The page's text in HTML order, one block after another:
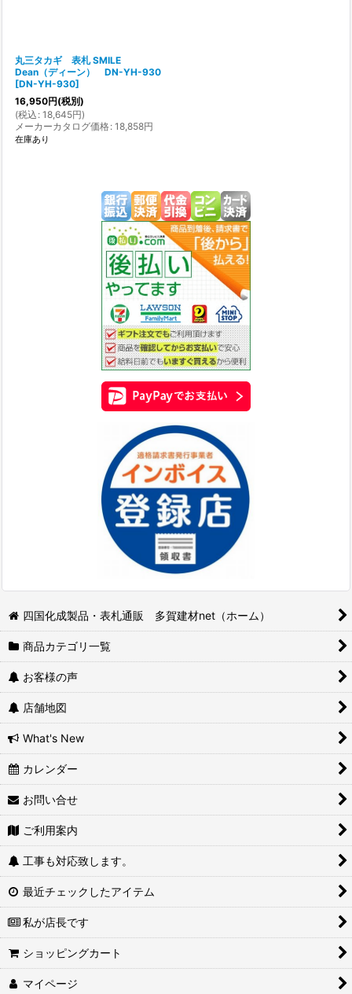
丸三タカギ 表札 SMILE
Dean（ディーン） DN-YH-930
[DN-YH-930]
16,950円(税別)
(税込 : 18,645円)
メーカーカタログ価格: 18,858円
在庫あり
四国化成製品・表札通販 多賀建材net（ホーム）
商品カテゴリ一覧
お客様の声
店舗地図
What's New
カレンダー
お問い合せ
ご利用案内
工事も対応致します。
最近チェックしたアイテム
私が店長です
ショッピングカート
マイページ